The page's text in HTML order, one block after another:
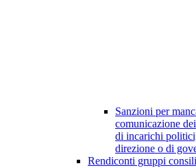
Sanzioni per
comunicazione
di incarichi
direzione o di
Rendiconti gruppi